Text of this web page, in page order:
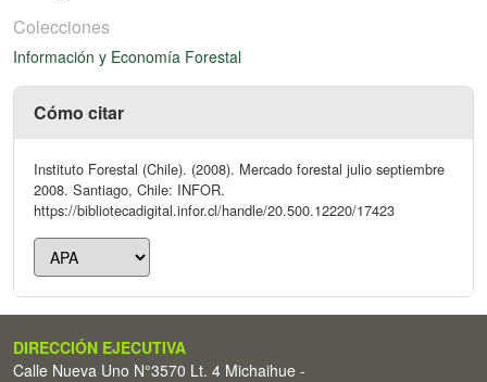
Colecciones
Información y Economía Forestal
Cómo citar
Instituto Forestal (Chile). (2008). Mercado forestal julio septiembre
2008. Santiago, Chile: INFOR.
https://bibliotecadigital.infor.cl/handle/20.500.12220/17423
DIRECCIÓN EJECUTIVA
Calle Nueva Uno N°3570 Lt. 4 Michaihue -